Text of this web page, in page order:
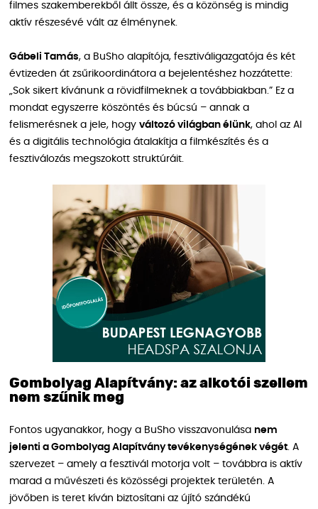
filmes szakemberekből állt össze, és a közönség is mindig
aktív részesévé vált az élménynek.
Gábeli Tamás, a BuSho alapítója, fesztiváligazgatója és két
évtizeden át zsűrikoordinátora a bejelentéshez hozzátette:
„Sok sikert kívánunk a rövidfilmeknek a továbbiakban.” Ez a
mondat egyszerre köszöntés és búcsú – annak a
felismerésnek a jele, hogy változó világban élünk, ahol az AI
és a digitális technológia átalakítja a filmkészítés és a
fesztiválozás megszokott struktúráit.
Gombolyag Alapítvány: az alkotói szellem
nem szűnik meg
Fontos ugyanakkor, hogy a BuSho visszavonulása nem
jelenti a Gombolyag Alapítvány tevékenységének végét. A
szervezet – amely a fesztivál motorja volt – továbbra is aktív
marad a művészeti és közösségi projektek területén. A
jövőben is teret kíván biztosítani az újító szándékú